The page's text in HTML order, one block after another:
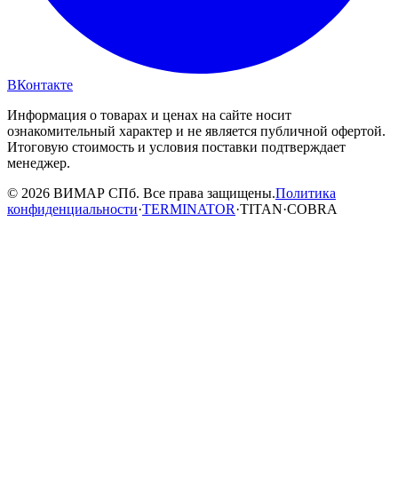
ВКонтакте
Информация о товарах и ценах на сайте носит
ознакомительный характер и не является публичной офертой.
Итоговую стоимость и условия поставки подтверждает
менеджер.
© 2026 ВИМАР СПб. Все права защищены.Политика
конфиденциальности·TERMINATOR·TITAN·COBRA